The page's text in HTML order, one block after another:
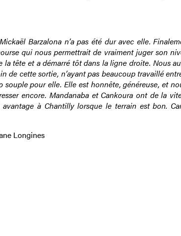
Barzalona n’a pas été dur avec elle.
qui nous permettrait de vraiment juger son
la tête et a démarré tôt dans la ligne droite. Nous
de cette sortie, n’ayant pas beaucoup travaillé
pour elle. Elle est honnête, généreuse, et
encore. Mandanaba et Cankoura ont de la
à Chantilly lorsque le terrain est bon.
Longines